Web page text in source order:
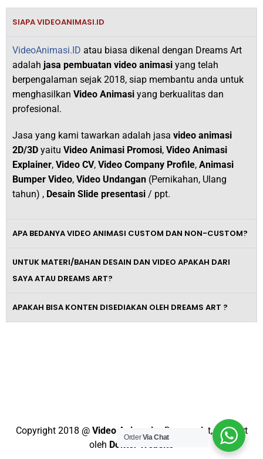
SIAPA VIDEOANIMASI.ID
VideoAnimasi.ID atau biasa dikenal dengan Dreams Art
adalah jasa pembuatan video animasi yang telah
berpengalaman sejak 2018, siap membantu anda untuk
menghasilkan Video Animasi yang berkualitas dan
profesional.
Jasa yang kami tawarkan adalah jasa video animasi
2D/3D yaitu Video Animasi Promosi, Video Animasi
Explainer, Video CV, Video Company Profile, Animasi
Bumper Video, Video Undangan (Pernikahan, Ulang
tahun) , Desain Slide presentasi / ppt.
APA BEDANYA VIDEO ANIMASI CUSTOM DAN NON-CUSTOM?
UNTUK MATERI/BAHAN DESAIN DAN VIDEO APAKAH DARI
SAYA ATAU DREAMS ART?
APAKAH BISA KONTEN DISEDIAKAN OLEH DREAMS ART ?
Copyright 2018 @ Video Animasi– Dreams Art, Support
oleh Dokter Website
OrderVia Chat